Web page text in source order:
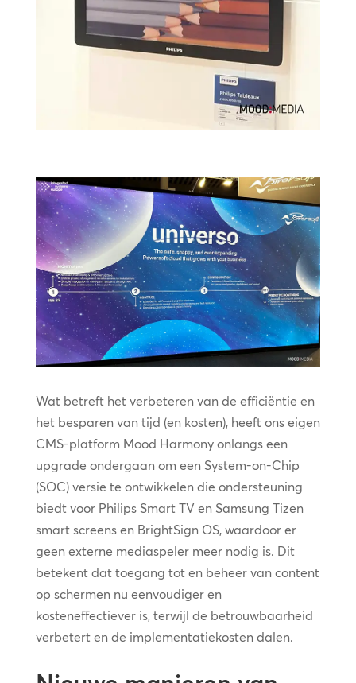
Wat betreft het verbeteren van de efficiëntie en
het besparen van tijd (en kosten), heeft ons eigen
CMS-platform Mood Harmony onlangs een
upgrade ondergaan om een System-on-Chip
(SOC) versie te ontwikkelen die ondersteuning
biedt voor Philips Smart TV en Samsung Tizen
smart screens en BrightSign OS, waardoor er
geen externe mediaspeler meer nodig is. Dit
betekent dat toegang tot en beheer van content
op schermen nu eenvoudiger en
kosteneffectiever is, terwijl de betrouwbaarheid
verbetert en de implementatiekosten dalen.